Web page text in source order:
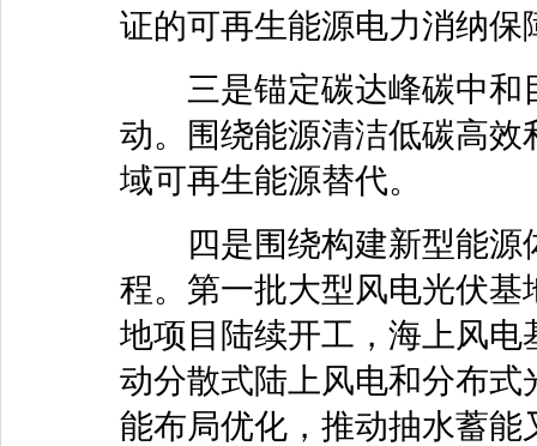
证的可再生能源电力消纳保
三是锚定碳达峰碳中和
动。围绕能源清洁低碳高
域可再生能源替代。
四是围绕构建新型能源
程。第一批大型风电光伏
地项目陆续开工，海上风
动分散式陆上风电和分布
能布局优化，推动抽水蓄能